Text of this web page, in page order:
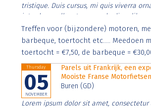
tristique. Duis cursus, mi quis viverra
interdum nulla, ut commodo diam libero
Aenean faucibus nibh et justo cursus id
imperdiet. Nunc ut sem vitae risus
Treffen voor (bijzondere) motoren,
barbeque, toertocht etc..... Meedoen
toertocht = €7,50, de barbeque =
Thursday
05
NOVEMBER
Parels uit Frankrijk, een
Mooiste Franse Motorfietsen
Buren (GD)
Lorem ipsum dolor sit amet, consectetur